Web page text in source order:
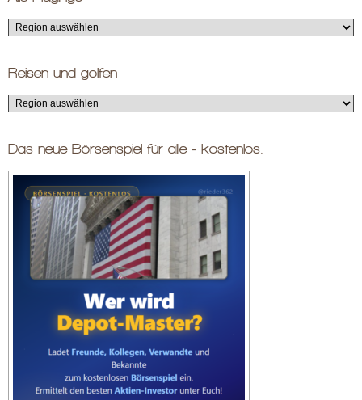
Reisen und golfen
Das neue Börsenspiel für alle - kostenlos.